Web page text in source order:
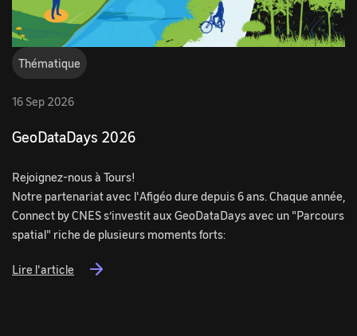
Thématique
16 Sep 2026
GeoDataDays 2026
Rejoignez-nous à Tours!
Notre partenariat avec l'Afigéo dure depuis 6 ans. Chaque année,
Connect by CNES s’investit aux GeoDataDays avec un "Parcours
spatial" riche de plusieurs moments forts:
Lire l'article